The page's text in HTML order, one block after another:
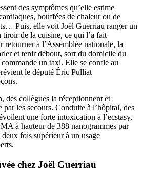
des symptômes qu’elle estime
bouffées de chaleur ou de
Puis, elle voit Joël Guerriau ranger un
tiroir de la cuisine, ce qui l’a fait
retourner à l’Assemblée nationale, la
et tenir debout, sort du domicile du
un taxi. Elle se confie au
le député Éric Pulliat
des collègues la réceptionnent et
par les secours. Conduite à l’hôpital, des
une forte intoxication à l’ecstasy,
à hauteur de 388 nanogrammes par
fois supérieur à un usage
chez Joël Guerriau